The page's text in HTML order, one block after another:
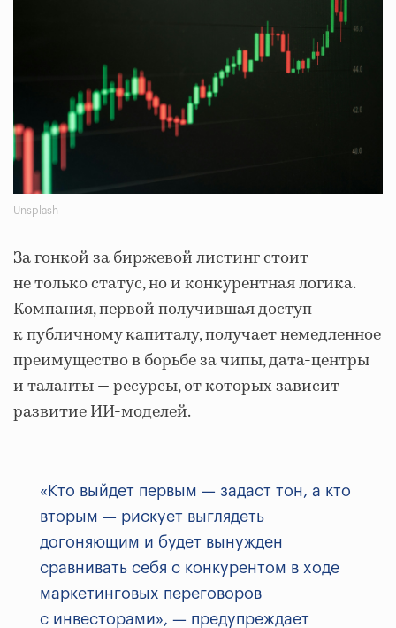
Unsplash
За гонкой за биржевой листинг стоит
не только статус, но и конкурентная логика.
Компания, первой получившая доступ
к публичному капиталу, получает немедленное
преимущество в борьбе за чипы, дата-центры
и таланты — ресурсы, от которых зависит
развитие ИИ-моделей.
«Кто выйдет первым — задаст тон, а кто
вторым — рискует выглядеть
догоняющим и будет вынужден
сравнивать себя с конкурентом в ходе
маркетинговых переговоров
с инвесторами», — предупреждает